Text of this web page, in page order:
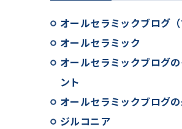
オールセラミックブログ（
オールセラミック
オールセラミックブログ
ント
オールセラミックブログ
ジルコニア